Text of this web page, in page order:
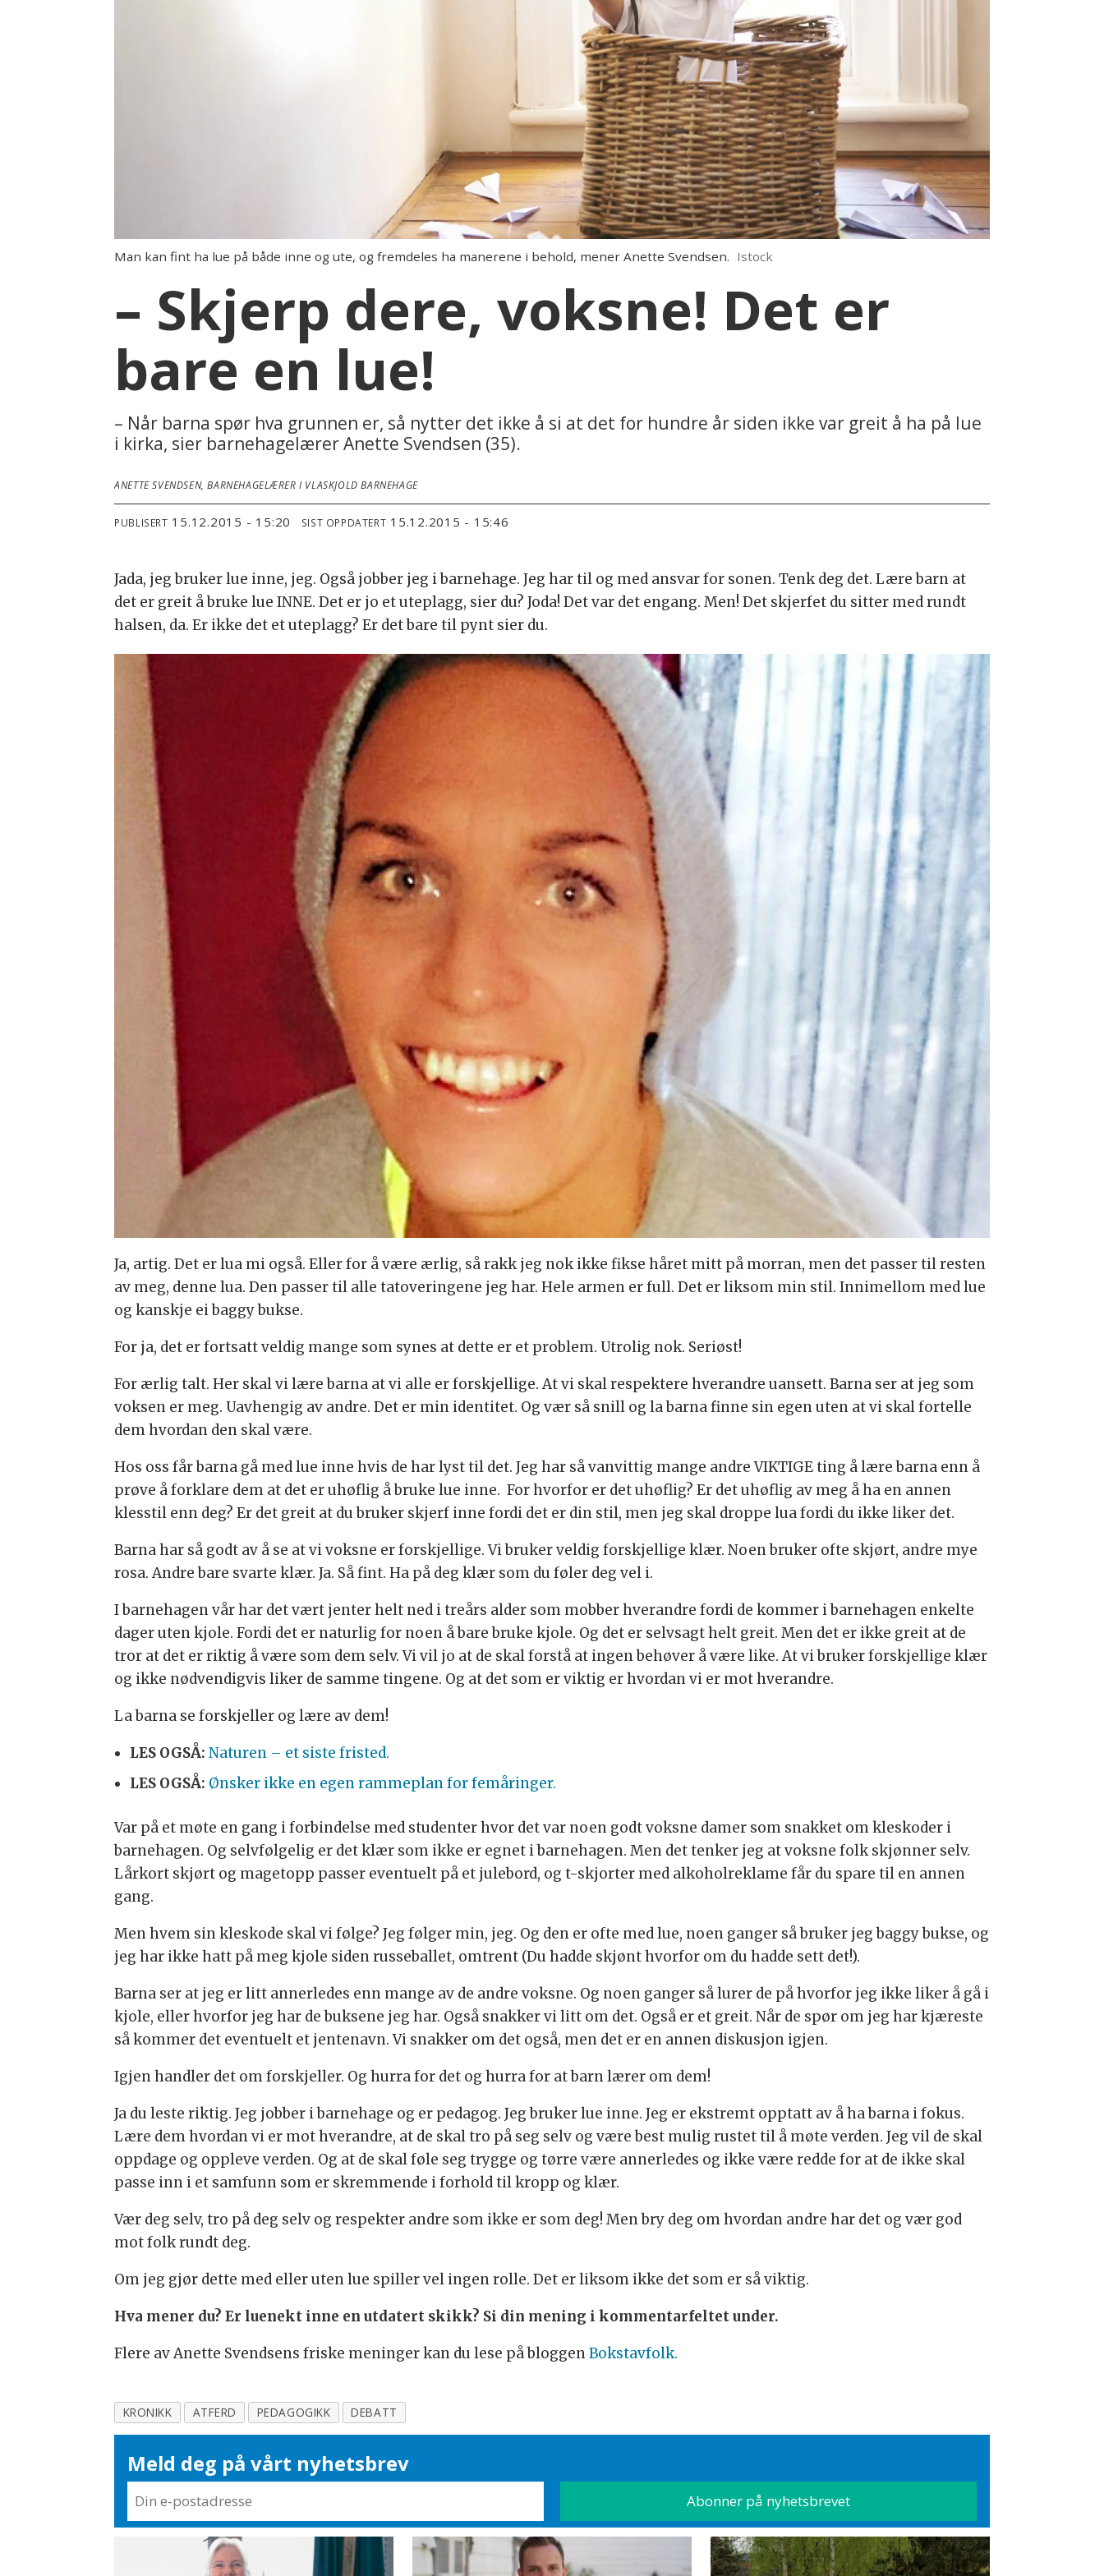
Man kan fint ha lue på både inne og ute, og fremdeles ha manerene i behold, mener Anette Svendsen. Istock
– Skjerp dere, voksne! Det er
bare en lue!
– Når barna spør hva grunnen er, så nytter det ikke å si at det for hundre år siden ikke var greit å ha på lue
i kirka, sier barnehagelærer Anette Svendsen (35).
ANETTE SVENDSEN, BARNEHAGELÆRER I VLASKJOLD BARNEHAGE
PUBLISERT 15.12.2015 - 15:20 SIST OPPDATERT 15.12.2015 - 15:46
Jada, jeg bruker lue inne, jeg. Også jobber jeg i barnehage. Jeg har til og med ansvar for sonen. Tenk deg det. Lære barn at
det er greit å bruke lue INNE. Det er jo et uteplagg, sier du? Joda! Det var det engang. Men! Det skjerfet du sitter med rundt
halsen, da. Er ikke det et uteplagg? Er det bare til pynt sier du.
Ja, artig. Det er lua mi også. Eller for å være ærlig, så rakk jeg nok ikke fikse håret mitt på morran, men det passer til resten
av meg, denne lua. Den passer til alle tatoveringene jeg har. Hele armen er full. Det er liksom min stil. Innimellom med lue
og kanskje ei baggy bukse.
For ja, det er fortsatt veldig mange som synes at dette er et problem. Utrolig nok. Seriøst!
For ærlig talt. Her skal vi lære barna at vi alle er forskjellige. At vi skal respektere hverandre uansett. Barna ser at jeg som
voksen er meg. Uavhengig av andre. Det er min identitet. Og vær så snill og la barna finne sin egen uten at vi skal fortelle
dem hvordan den skal være.
Hos oss får barna gå med lue inne hvis de har lyst til det. Jeg har så vanvittig mange andre VIKTIGE ting å lære barna enn å
prøve å forklare dem at det er uhøflig å bruke lue inne. For hvorfor er det uhøflig? Er det uhøflig av meg å ha en annen
klesstil enn deg? Er det greit at du bruker skjerf inne fordi det er din stil, men jeg skal droppe lua fordi du ikke liker det.
Barna har så godt av å se at vi voksne er forskjellige. Vi bruker veldig forskjellige klær. Noen bruker ofte skjørt, andre mye
rosa. Andre bare svarte klær. Ja. Så fint. Ha på deg klær som du føler deg vel i.
I barnehagen vår har det vært jenter helt ned i treårs alder som mobber hverandre fordi de kommer i barnehagen enkelte
dager uten kjole. Fordi det er naturlig for noen å bare bruke kjole. Og det er selvsagt helt greit. Men det er ikke greit at de
tror at det er riktig å være som dem selv. Vi vil jo at de skal forstå at ingen behøver å være like. At vi bruker forskjellige klær
og ikke nødvendigvis liker de samme tingene. Og at det som er viktig er hvordan vi er mot hverandre.
La barna se forskjeller og lære av dem!
LES OGSÅ:Naturen – et siste fristed.
LES OGSÅ: Ønsker ikke en egen rammeplan for femåringer.
Var på et møte en gang i forbindelse med studenter hvor det var noen godt voksne damer som snakket om kleskoder i
barnehagen. Og selvfølgelig er det klær som ikke er egnet i barnehagen. Men det tenker jeg at voksne folk skjønner selv.
Lårkort skjørt og magetopp passer eventuelt på et julebord, og t-skjorter med alkoholreklame får du spare til en annen
gang.
Men hvem sin kleskode skal vi følge? Jeg følger min, jeg. Og den er ofte med lue, noen ganger så bruker jeg baggy bukse, og
jeg har ikke hatt på meg kjole siden russeballet, omtrent (Du hadde skjønt hvorfor om du hadde sett det!).
Barna ser at jeg er litt annerledes enn mange av de andre voksne. Og noen ganger så lurer de på hvorfor jeg ikke liker å gå i
kjole, eller hvorfor jeg har de buksene jeg har. Også snakker vi litt om det. Også er et greit. Når de spør om jeg har kjæreste
så kommer det eventuelt et jentenavn. Vi snakker om det også, men det er en annen diskusjon igjen.
Igjen handler det om forskjeller. Og hurra for det og hurra for at barn lærer om dem!
Ja du leste riktig. Jeg jobber i barnehage og er pedagog. Jeg bruker lue inne. Jeg er ekstremt opptatt av å ha barna i fokus.
Lære dem hvordan vi er mot hverandre, at de skal tro på seg selv og være best mulig rustet til å møte verden. Jeg vil de skal
oppdage og oppleve verden. Og at de skal føle seg trygge og tørre være annerledes og ikke være redde for at de ikke skal
passe inn i et samfunn som er skremmende i forhold til kropp og klær.
Vær deg selv, tro på deg selv og respekter andre som ikke er som deg! Men bry deg om hvordan andre har det og vær god
mot folk rundt deg.
Om jeg gjør dette med eller uten lue spiller vel ingen rolle. Det er liksom ikke det som er så viktig.
Hva mener du? Er luenekt inne en utdatert skikk? Si din mening i kommentarfeltet under.
Flere av Anette Svendsens friske meninger kan du lese på bloggenBokstavfolk.
KRONIKK ATFERD PEDAGOGIKK DEBATT
Meld deg på vårt nyhetsbrev